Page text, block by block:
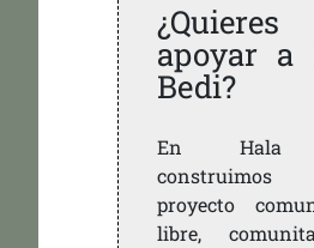
¿Quieres
apoyar a
Bedi?
En Hala
proyecto
libre,